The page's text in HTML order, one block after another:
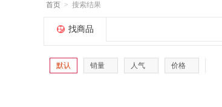
首页 > 搜索结果
找商品
默认 销量 人气 价格